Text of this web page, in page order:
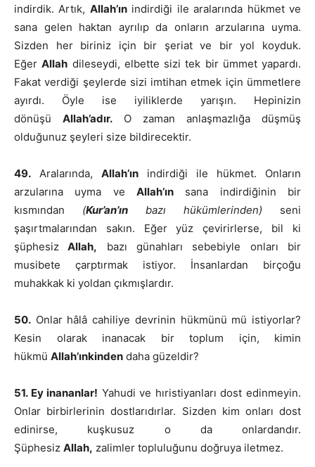
indirdik. Artık, Allah’ınindirdiği ile aralarında hükmet ve
sana gelen haktan ayrılıp da onların arzularına uyma.
Sizden her biriniz için bir şeriat ve bir yol koyduk.
EğerAllah dileseydi, elbette sizi tek bir ümmet yapardı.
Fakat verdiği şeylerde sizi imtihan etmek için ümmetlere
ayırdı. Öyle ise iyiliklerde yarışın. Hepinizin
dönüşü Allah’adır. O zaman anlaşmazlığa düşmüş
olduğunuz şeyleri size bildirecektir.
49. Aralarında, Allah’ın indirdiği ile hükmet. Onların
arzularına uyma ve Allah’ın sana indirdiğinin bir
kısmından (Kur’an’ın bazı hükümlerinden) seni
şaşırtmalarından sakın. Eğer yüz çevirirlerse, bil ki
şüphesiz Allah, bazı günahları sebebiyle onları bir
musibete çarptırmak istiyor. İnsanlardan birçoğu
muhakkak ki yoldan çıkmışlardır.
50. Onlar hâlâ cahiliye devrinin hükmünü mü istiyorlar?
Kesin olarak inanacak bir toplum için, kimin
hükmü Allah’ınkinden daha güzeldir?
51. Ey inananlar! Yahudi ve hıristiyanları dost edinmeyin.
Onlar birbirlerinin dostlarıdırlar. Sizden kim onları dost
edinirse, kuşkusuz o da onlardandır.
Şüphesiz Allah, zalimler topluluğunu doğruya iletmez.